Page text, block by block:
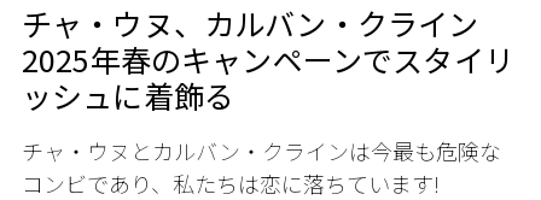
チャ・ウヌ、カルバン・クライン
2025年春のキャンペーンでスタイリ
ッシュに着飾る
チャ・ウヌとカルバン・クラインは今最も危険な
コンビであり、私たちは恋に落ちています!